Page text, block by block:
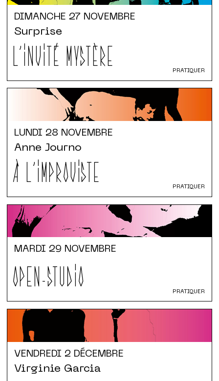
DIMANCHE 27 NOVEMBRE
L'INVITÉ MYSTÈRE
Surprise
PRATIQUER
LUNDI 28 NOVEMBRE
À L'IMPROVISTE
Anne Journo
PRATIQUER
MARDI 29 NOVEMBRE
OPEN-STUDIO PRATIQUER
VENDREDI 2 DÉCEMBRE
Virginie Garcia